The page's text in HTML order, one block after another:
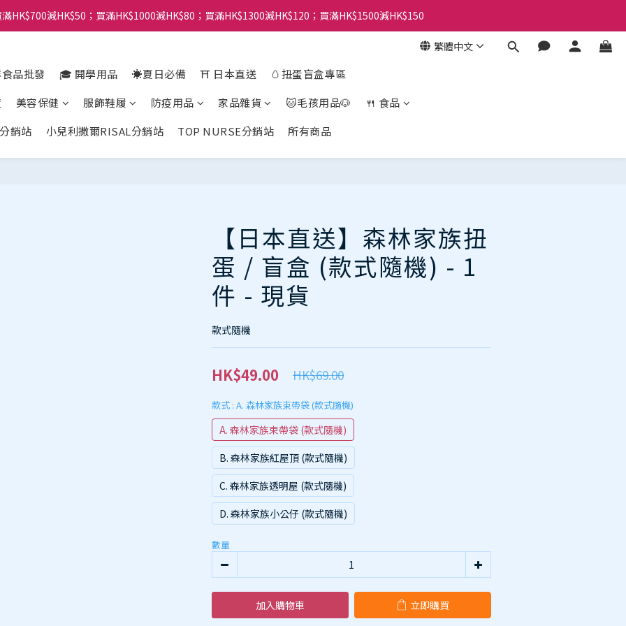
HK$700減HK$50；買滿HK$1000減HK$80；買滿HK$1300減HK$120；買滿HK$1500減HK$150
繁體中文
品批發 🎓 開學用品 ☀️夏日必備 ⛩️ 日本直送
🥚扭蛋盲盒專區
美容保健 服飾鞋履 防疫用品 家品雜貨 🐱毛孩用品🐶
🍴 食品
銷站
小兒利撒爾RISAL分銷站 TOP NURSE分銷站 所有商品
【日本直送】森林家族扭
蛋 / 盲盒 (款式隨機) - 1
件 - 現貨
款式隨機
HK$69.00
HK$49.00
款式 : A. 森林家族束帶袋 (款式隨機)
A. 森林家族束帶袋 (款式隨機)
B. 森林家族紅屋頂 (款式隨機)
C. 森林家族透明屋 (款式隨機)
D. 森林家族小公仔 (款式隨機)
數量
加入購物車 立即購買